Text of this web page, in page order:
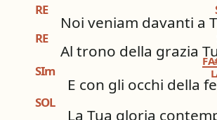
RE
Noi veniam davanti a
RE
Al trono della grazia
SIm
E con gli occhi della fe
SOL
La Tua gloria